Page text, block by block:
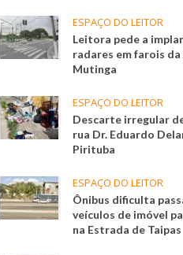
ESPAÇO DO LEITOR
Leitora pede a
radares em farois da
Mutinga
ESPAÇO DO LEITOR
Descarte irregular
rua Dr. Eduardo
Pirituba
ESPAÇO DO LEITOR
Ônibus dificulta
veículos de imóvel
na Estrada de Taipas